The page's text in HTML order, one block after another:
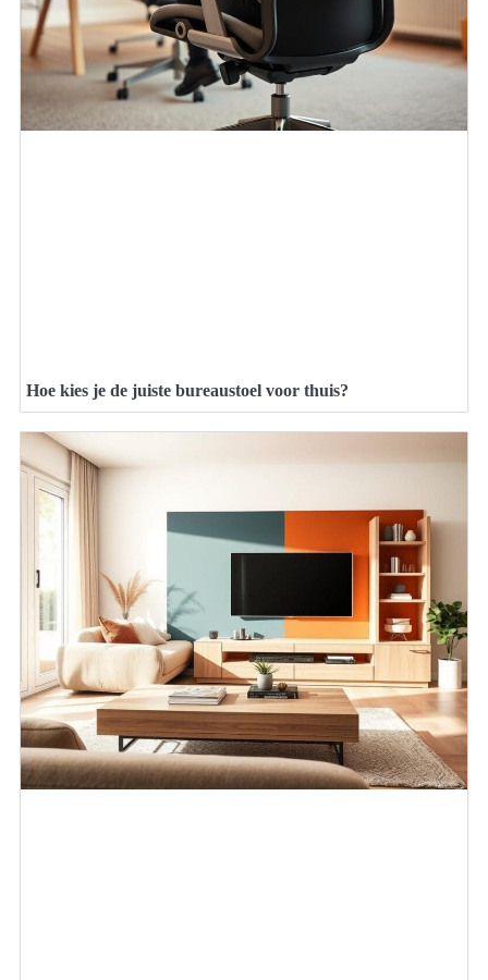
Hoe kies je de juiste bureaustoel voor thuis?